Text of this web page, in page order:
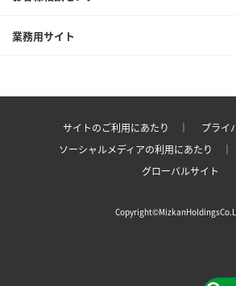
業務用サイト
サイトのご利用にあたり ｜
プライ
ソーシャルメディアの利用にあたり ｜
グローバルサイト